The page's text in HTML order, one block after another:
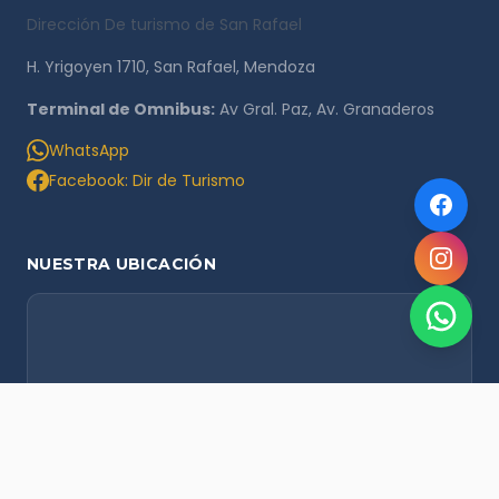
Dirección De turismo de San Rafael
H. Yrigoyen 1710, San Rafael, Mendoza
Terminal de Omnibus: Av Gral. Paz, Av. Granaderos
WhatsApp
Facebook: Dir de Turismo
NUESTRA UBICACIÓN